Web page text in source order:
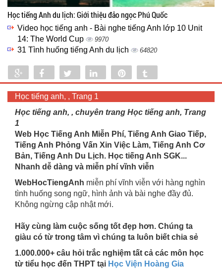
Học tiếng Anh du lịch: Giới thiệu đảo ngọc Phú Quốc
Video học tiếng anh - Bài nghe tiếng Anh lớp 10 Unit
14: The World Cup
9970
31 Tình huống tiếng Anh du lịch 64820
Share Share Tweet Share
Học tiếng anh, , Trang 1
Học tiếng anh, , chuyên trang Học tiếng anh, Trang
1
Web Học Tiếng Anh Miễn Phí, Tiếng Anh Giao Tiếp,
Tiếng Anh Phỏng Vấn Xin Việc Làm, Tiếng Anh Cơ
Bản, Tiếng Anh Du Lịch. Học tiếng Anh SGK...
Nhanh dễ dàng và miễn phí vĩnh viễn
WebHocTiengAnh miễn phí vĩnh viễn với hàng nghìn
tình huống song ngữ, hình ảnh và bài nghe đầy đủ.
Không ngừng cập nhật mới.
Hãy cùng làm cuộc sống tốt đẹp hơn. Chúng ta
giàu có từ trong tâm vì chúng ta luôn biết chia sẻ
1.000.000+ câu hỏi trắc nghiệm tất cả các môn học
từ tiểu học đến THPT tại Học Viện Hoàng Gia